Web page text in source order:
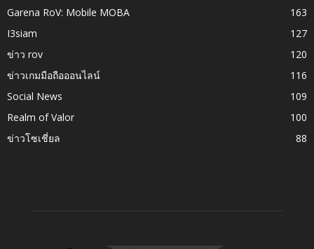
Garena RoV: Mobile MOBA
163
I3siam
127
ข่าว rov
120
ข่าวเกมมือถือออนไลน์
116
Social News
109
Realm of Valor
100
ข่าวโซเชี่ยล
88